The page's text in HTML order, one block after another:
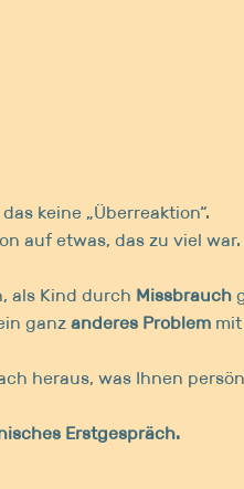
keine „Überreaktion“.
auf etwas, das zu viel war.
als Kind durch Missbrauch
ganz anderes Problem
heraus, was Ihnen
Erstgespräch.